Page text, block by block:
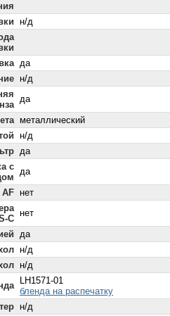
н/д
да
н/д
да
металлический
н/д
да
с да
нет
C
нет
да
н/д
н/д
LH1571-01
бленда на распечатку
н/д